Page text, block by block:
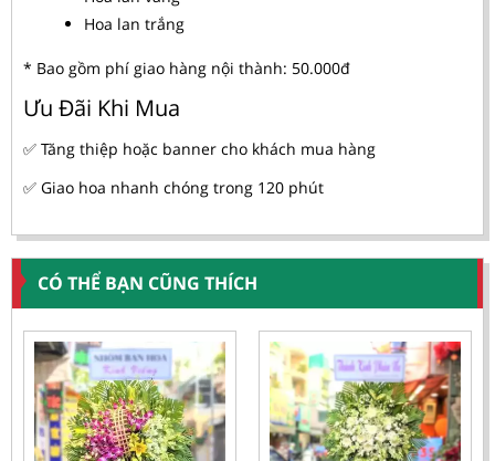
Hoa lan trắng
* Bao gồm phí giao hàng nội thành: 50.000đ
Ưu Đãi Khi Mua
✅ Tăng thiệp hoặc banner cho khách mua hàng
✅ Giao hoa nhanh chóng trong 120 phút
CÓ THỂ BẠN CŨNG THÍCH